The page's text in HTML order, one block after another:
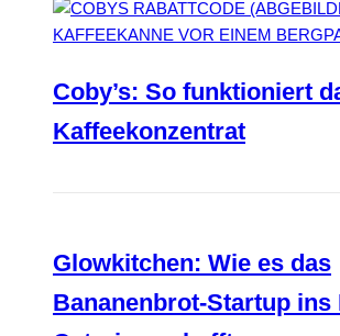
Coby’s: So funktioniert
Kaffeekonzentrat
Glowkitchen: Wie es das
Bananenbrot-Startup ins